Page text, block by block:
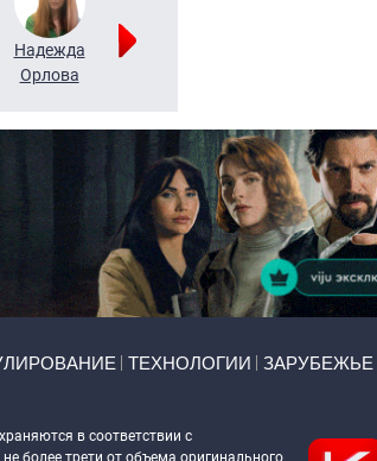
Надежда
Орлова
ТЕХНОЛОГИИ ЗАРУБЕЖЬЕ
в соответствии с
более трети от объема оригинального